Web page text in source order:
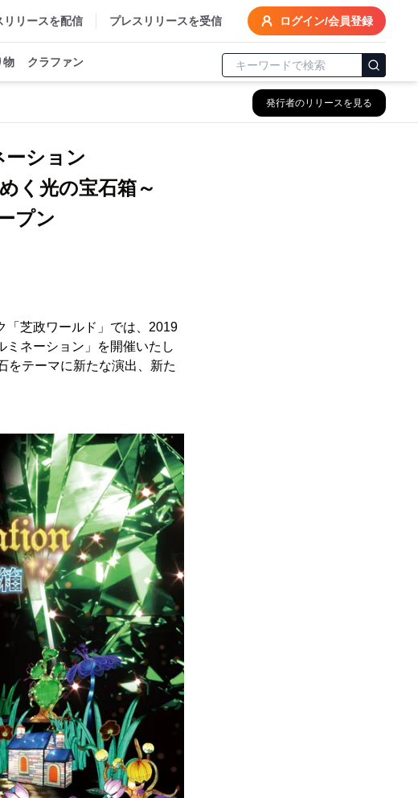
リリースを配信 プレスリリースを受信 ログイン/会員登録
物 クラファン
発行者のリリースを見る
ーション
く光の宝石箱～
プン
「芝政ワールド」では、2019
ミネーション」を開催いたし
をテーマに新たな演出、新た